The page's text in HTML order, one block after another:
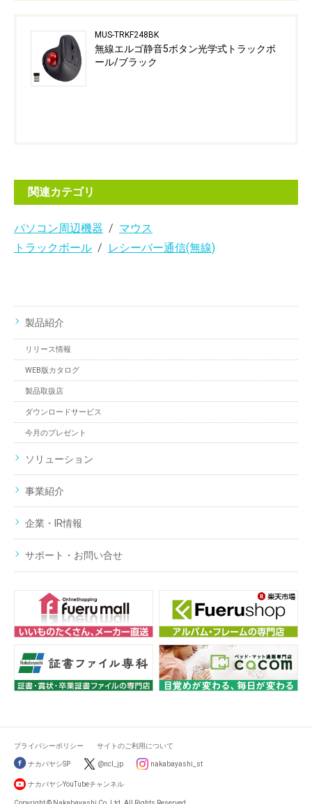
MUS-TRKF248BK
無線エルゴ静音5ボタン光学式トラックボ
ール/ブラック
関連カテゴリ
パソコン周辺機器
マウス
トラックボール
レシーバー通信(無線)
製品紹介
リリース情報
WEB版カタログ
製品取扱店
ダウンロードサービス
今月のプレゼント
ソリューション
事業紹介
企業・IR情報
サポート・お問い合せ
プライバシーポリシー サイトのご利用について
ナカバヤシSP @ncl_jp nakabayashi_st
ナカバヤシYouTubeチャンネル